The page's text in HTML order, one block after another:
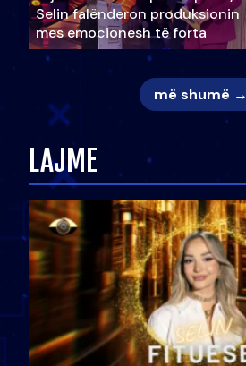
Selin falënderon produksionin
mes emocionesh të forta
më shumë →
LAJME